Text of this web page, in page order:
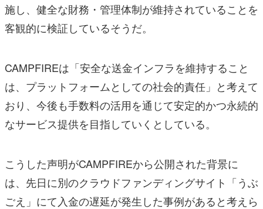
施し、健全な財務・管理体制が維持されていることを
客観的に検証しているそうだ。
CAMPFIREは「安全な送金インフラを維持すること
は、プラットフォームとしての社会的責任」と考えて
おり、今後も手数料の活用を通じて安定的かつ永続的
なサービス提供を目指していくとしている。
こうした声明がCAMPFIREから公開された背景に
は、先日に別のクラウドファンディングサイト「うぶ
ごえ」にて入金の遅延が発生した事例があると考えら